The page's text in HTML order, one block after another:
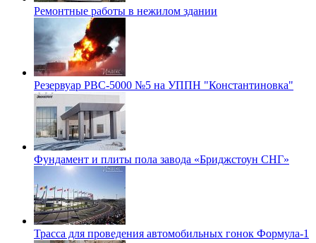
Ремонтные работы в нежилом здании
Резервуар РВС-5000 №5 на УППН "Константиновка"
Фундамент и плиты пола завода «Бриджстоун СНГ»
Трасса для проведения автомобильных гонок Формула-1